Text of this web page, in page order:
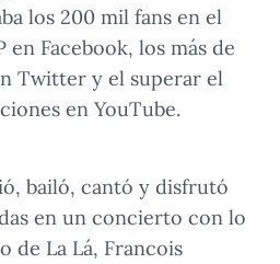
los 200 mil fans en el
en Facebook, los más de
Twitter y el superar el
en YouTube.
bailó, cantó y disfrutó
en un concierto con lo
de La Lá, Francois